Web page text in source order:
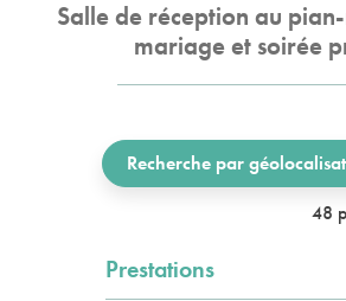
Salle de réception au
mariage et soirée
Recherche par
48
Prestations